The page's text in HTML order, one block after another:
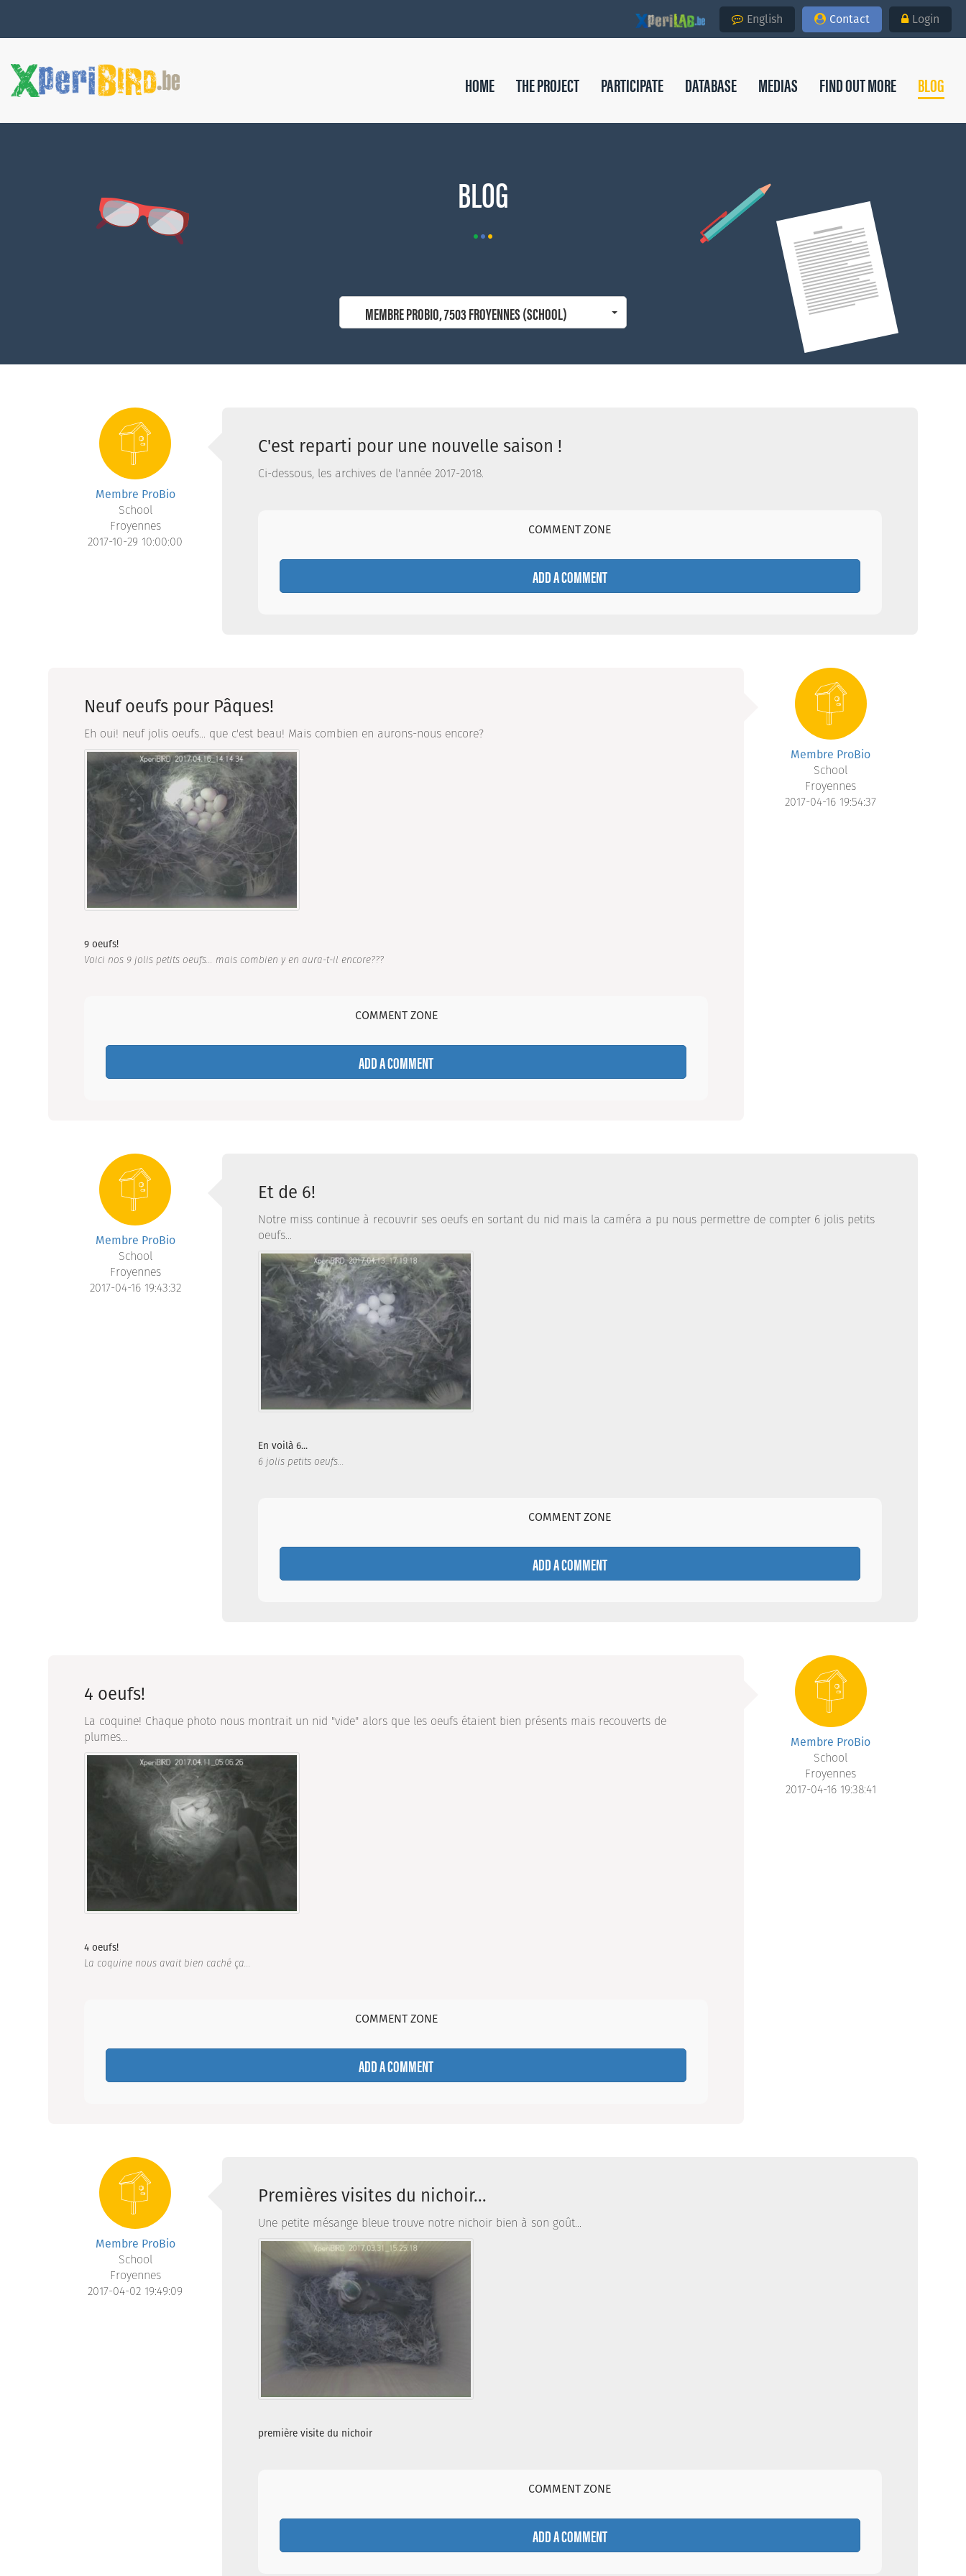
English Contact Login
HOME THE PROJECT PARTICIPATE DATABASE MEDIAS FIND OUT MORE BLOG
BLOG
MEMBRE PROBIO, 7503 FROYENNES (SCHOOL)
Membre ProBio
School
Froyennes
2017-10-29 10:00:00
C'est reparti pour une nouvelle saison !
Ci-dessous, les archives de l'année 2017-2018.
COMMENT ZONE
ADD A COMMENT
Membre ProBio
School
Froyennes
2017-04-16 19:54:37
Neuf oeufs pour Pâques!
Eh oui! neuf jolis oeufs... que c'est beau! Mais combien en aurons-nous encore?
9 oeufs!
Voici nos 9 jolis petits oeufs... mais combien y en aura-t-il encore???
COMMENT ZONE
ADD A COMMENT
Membre ProBio
School
Froyennes
2017-04-16 19:43:32
Et de 6!
Notre miss continue à recouvrir ses oeufs en sortant du nid mais la caméra a pu nous permettre de compter 6 jolis petits
oeufs...
En voilà 6...
6 jolis petits oeufs...
COMMENT ZONE
ADD A COMMENT
Membre ProBio
School
Froyennes
2017-04-16 19:38:41
4 oeufs!
La coquine! Chaque photo nous montrait un nid "vide" alors que les oeufs étaient bien présents mais recouverts de
plumes...
4 oeufs!
La coquine nous avait bien caché ça...
COMMENT ZONE
ADD A COMMENT
Membre ProBio
School
Froyennes
2017-04-02 19:49:09
Premières visites du nichoir...
Une petite mésange bleue trouve notre nichoir bien à son goût...
première visite du nichoir
COMMENT ZONE
ADD A COMMENT